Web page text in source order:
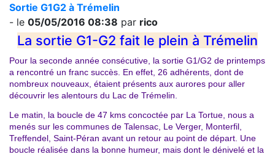
Sortie G1G2 à Trémelin
- le 05/05/2016 08:38 par rico
La sortie G1-G2 fait le plein à Trémelin
Pour la seconde année consécutive, la sortie G1/G2 de printemps
a rencontré un franc succès. En effet, 26 adhérents, dont de
nombreux nouveaux, étaient présents aux aurores pour aller
découvrir les alentours du Lac de Trémelin.
Le matin, la boucle de 47 kms concoctée par La Tortue, nous a
menés sur les communes de Talensac, Le Verger, Monterfil,
Treffendel, Saint-Péran avant un retour au point de départ. Une
boucle réalisée dans la bonne humeur, mais dont le dénivelé et la